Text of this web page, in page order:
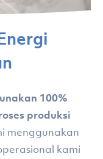
100%
produksi
menggunakan
kami